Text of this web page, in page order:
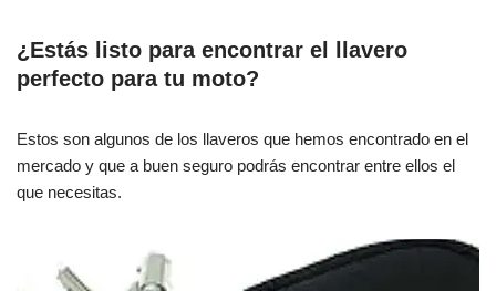
¿Estás listo para encontrar el llavero
perfecto para tu moto?
Estos son algunos de los llaveros que hemos encontrado en el
mercado y que a buen seguro podrás encontrar entre ellos el
que necesitas.